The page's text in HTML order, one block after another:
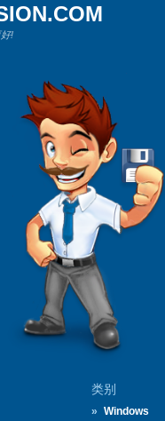
类别
Windows
!